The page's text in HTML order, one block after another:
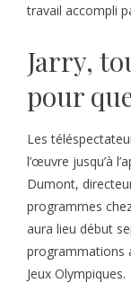
travail accompli
Jarry,
pour
Les
l’œuvre jusqu’à
Dumont,
programmes
aura lieu début
programmations
Jeux Olympiques.